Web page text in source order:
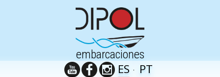
embarcaciones
ES PT